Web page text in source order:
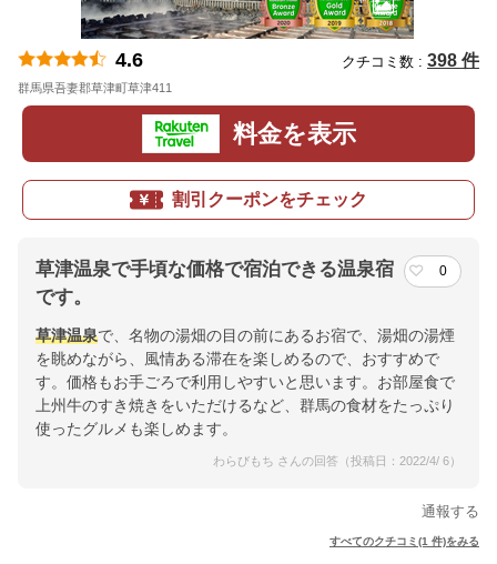
4.6 クチコミ数 : 398 件
群馬県吾妻郡草津町草津411
料金を表示
割引クーポンをチェック
草津温泉で手頃な価格で宿泊できる温泉宿
です。
0
草津温泉で、名物の湯畑の目の前にあるお宿で、湯畑の湯煙
を眺めながら、風情ある滞在を楽しめるので、おすすめで
す。価格もお手ごろで利用しやすいと思います。お部屋食で
上州牛のすき焼きをいただけるなど、群馬の食材をたっぷり
使ったグルメも楽しめます。
わらびもち さんの回答（投稿日：2022/4/ 6）
通報する
すべてのクチコミ(1 件)をみる